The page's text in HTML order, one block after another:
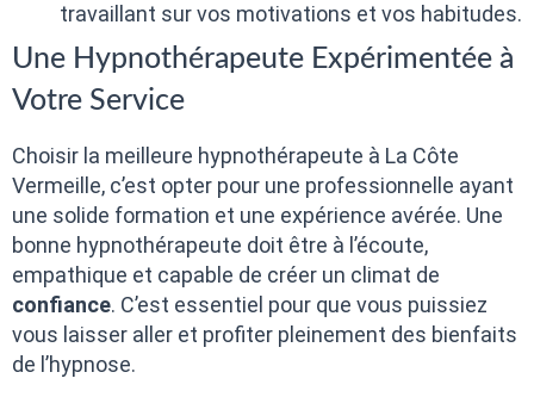
travaillant sur vos motivations et vos habitudes.
Une Hypnothérapeute Expérimentée à
Votre Service
Choisir la meilleure hypnothérapeute à La Côte
Vermeille, c’est opter pour une professionnelle ayant
une solide formation et une expérience avérée. Une
bonne hypnothérapeute doit être à l’écoute,
empathique et capable de créer un climat de
confiance. C’est essentiel pour que vous puissiez
vous laisser aller et profiter pleinement des bienfaits
de l’hypnose.